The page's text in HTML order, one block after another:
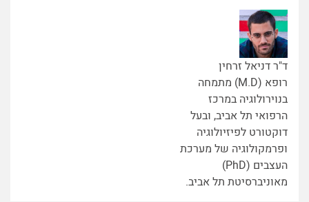
ד"ר דניאל זרחין
רופא (M.D) מתמחה
בנוירולוגיה במרכז
הרפואי תל אביב, ובעל
דוקטורט לפיזיולוגיה
ופרמקולוגיה של מערכת
העצבים (PhD)
מאוניברסיטת תל אביב.